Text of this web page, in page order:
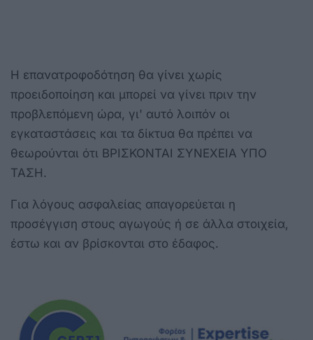
Η επανατροφοδότηση θα γίνει χωρίς
προειδοποίηση και μπορεί να γίνει πριν την
προβλεπόμενη ώρα, γι' αυτό λοιπόν οι
εγκαταστάσεις και τα δίκτυα θα πρέπει να
θεωρούνται ότι ΒΡΙΣΚΟΝΤΑΙ ΣΥΝΕΧΕΙΑ ΥΠΟ
ΤΑΣΗ.
Για λόγους ασφαλείας απαγορεύεται η
προσέγγιση στους αγωγούς ή σε άλλα στοιχεία,
έστω και αν βρίσκονται στο έδαφος.